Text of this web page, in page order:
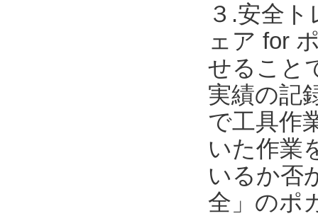
３.安全
ェア for
せること
実績の記
で工具作
いた作業
いるか否
全」のポ